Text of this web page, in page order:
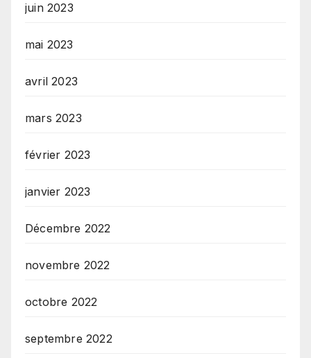
juin 2023
mai 2023
avril 2023
mars 2023
février 2023
janvier 2023
Décembre 2022
novembre 2022
octobre 2022
septembre 2022